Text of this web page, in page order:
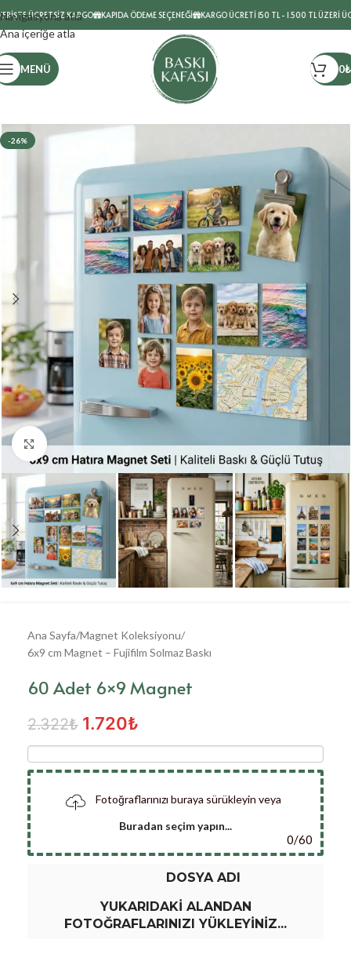
Navigasyona atla
Ana içeriğe atla
ÜCRETSİZ KARGO KAPIDA ÖDEME SEÇENEĞİ KARGO ÜCRETİ 150 TL - 1.500 TL ÜZERİ
MENÜ 0₺
-26%
Büyütmek için tıklayın
Ana Sayfa/Magnet Koleksiyonu/
6x9 cm Magnet – Fujifilm Solmaz Baskı
60 Adet 6×9 Magnet
2.322₺ 1.720₺
Fotoğraflarınızı buraya sürükleyin veya
Buradan seçim yapın...
0/60
DOSYA ADI
YUKARIDAKI ALANDAN
FOTOĞRAFLARINIZI YÜKLEYINIZ...